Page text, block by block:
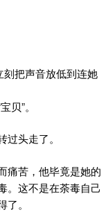
刻把声音放低到连她
贝”。
头走了。
痛苦，他毕竟是她的
。这不是在荼毒自己
。